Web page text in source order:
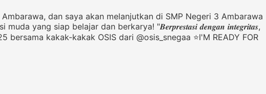
dan saya akan melanjutkan di SMP Negeri 3 Ambarawa
yang siap belajar dan berkarya! "𝑩𝒆𝒓𝒑𝒓𝒆𝒔𝒕𝒂𝒔𝒊 𝒅𝒆𝒏𝒈𝒂𝒏 𝒊𝒏𝒕𝒆𝒈𝒓𝒊𝒕𝒂𝒔,
bersama kakak-kakak OSIS dari @osis_snegaa ⭐I'M READY FOR